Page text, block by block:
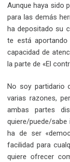
Aunque haya sido
para las demás
ha depositado su
te está aportando
capacidad de
la parte de «El
No soy partidario
varias razones,
ambas partes
quiere/puede/
ha de ser
facilidad para
quiere ofrecer